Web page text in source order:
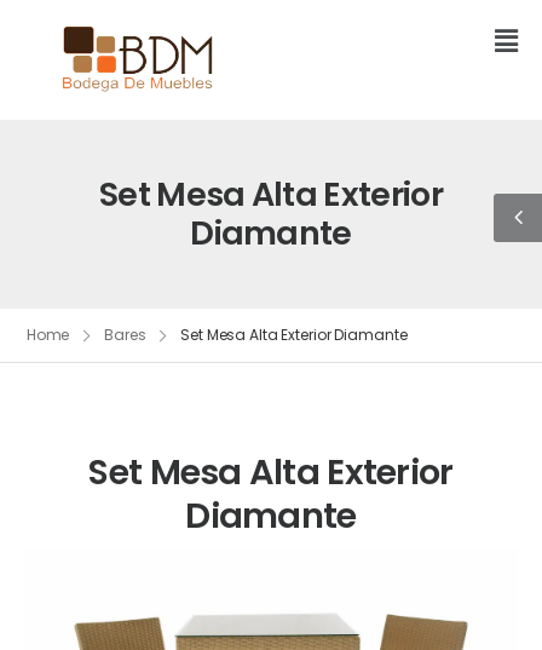
Set Mesa Alta Exterior
Diamante
Home Bares Set Mesa Alta Exterior Diamante
Set Mesa Alta Exterior
Diamante